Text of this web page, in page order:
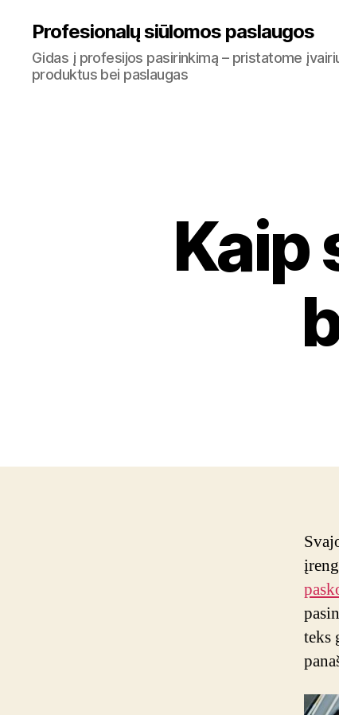
Profesionalų siūlomos paslaugos
Gidas į profesijos pasirinkimą – pristatome
produktus bei paslaugas
Kaip
teks